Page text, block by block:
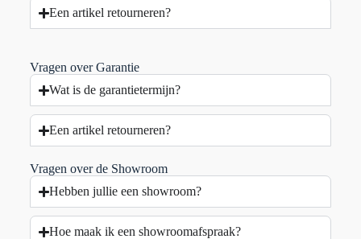
Een artikel retourneren?
Vragen over Garantie
Wat is de garantietermijn?
Een artikel retourneren?
Vragen over de Showroom
Hebben jullie een showroom?
Hoe maak ik een showroomafspraak?